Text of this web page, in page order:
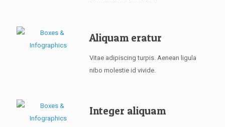
Aliquam eratur
Vitae adipiscing turpis. Aenean ligula
nibo molestie id vivide.
Integer aliquam